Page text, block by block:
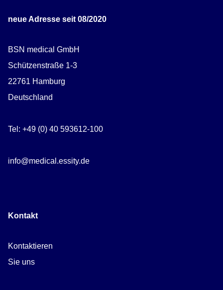
neue Adresse seit 08/2020
BSN medical GmbH
Schützenstraße 1-3
22761 Hamburg
Deutschland
Tel: +49 (0) 40 593612-100
info@medical.essity.de
Kontakt
Kontaktieren
Sie uns